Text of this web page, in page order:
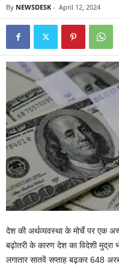
By NEWSDESK - April 12, 2024
देश की अर्थव्यवस्था के मोर्चे पर
बढ़ोतरी के कारण देश का विदेशी
लगातार सातवें सप्ताह बढ़कर 648